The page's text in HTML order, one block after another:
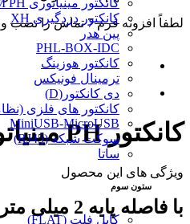
کانکتور دزدگیری XH
پین هدر
PHL-BOX-IDC
کانکتور هوزینگ
ترمینال فونیکس
دی کانکتور(D)
کانکتور های فلزی
MiniUSB-MicroUSB
سوکت شبکه (RJ45)
ساتا
ستون سوم
کابل فلت (FLAT)
لطفاً افزونه فرم 7 تماس را نصب و فعال کنید و یک فرم با نام 500 ایجاد کنید.
کانکتور PH مینیاتوری 3 پین SMD
ویژگی های این محصول
با فاصله پایه 2 میلی متر